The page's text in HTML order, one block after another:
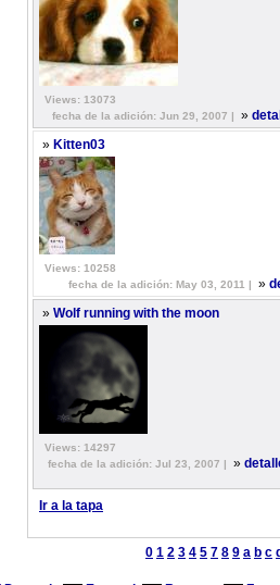
Views: 13073
fecha de la adición: Jun 29, 2007 |
»
» Kitten03
Views: 10258
fecha de la adición: May 03, 2011 |
»
» Wolf running with the moon
Views: 14297
fecha de la adición: Jul 23, 2007 |
»
Ir a la tapa
0 1 2 3 4 5 7 8 9 a b c